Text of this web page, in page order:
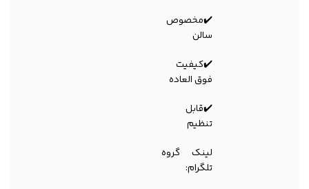
✔️مخصوص
سالن
✔️کیفیت
فوق العاده
✔️قابل
تنظیم
لینک گروە
تلگرام: